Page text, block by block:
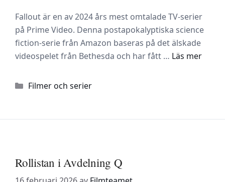
Fallout är en av 2024 års mest omtalade TV-serier
på Prime Video. Denna postapokalyptiska science
fiction-serie från Amazon baseras på det älskade
videospelet från Bethesda och har fått … Läs mer
Kategorier
Filmer och serier
Rollistan i Avdelning Q